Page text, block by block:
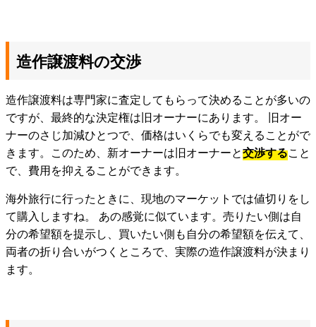
造作譲渡料の交渉
造作譲渡料は専門家に査定してもらって決めることが多いの
ですが、最終的な決定権は旧オーナーにあります。 旧オー
ナーのさじ加減ひとつで、価格はいくらでも変えることがで
きます。このため、新オーナーは旧オーナーと交渉すること
で、費用を抑えることができます。
海外旅行に行ったときに、現地のマーケットでは値切りをし
て購入しますね。 あの感覚に似ています。売りたい側は自
分の希望額を提示し、買いたい側も自分の希望額を伝えて、
両者の折り合いがつくところで、実際の造作譲渡料が決まり
ます。